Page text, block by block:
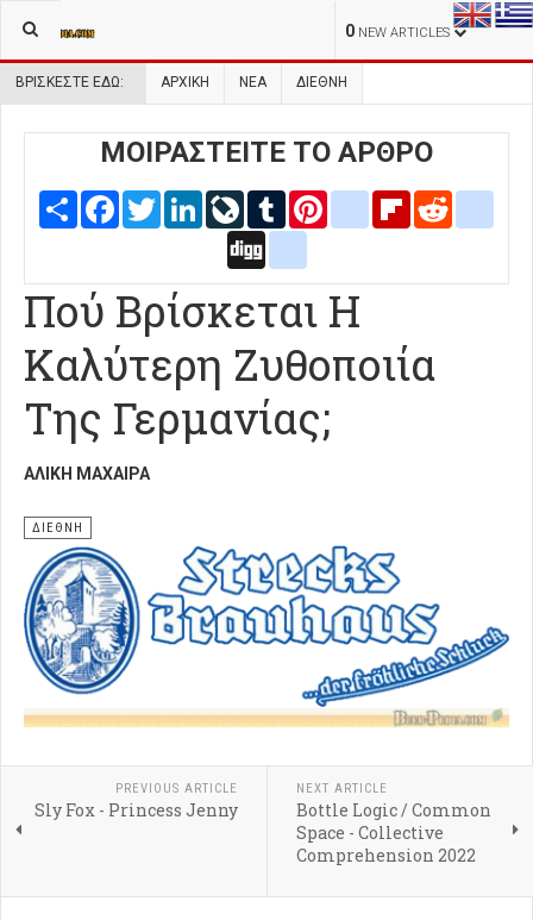
0 NEW ARTICLES
ΒΡΊΣΚΕΣΤΕ ΕΔΏ: ΑΡΧΙΚΉ ΝΕΑ ΔΙΕΘΝΗ
ΜΟΙΡΑΣΤΕΙΤΕ ΤΟ ΑΡΘΡΟ
Share FacebookTwitterLinkedInLiveJournal
Tumblr Pinterestblogger_post
Flipboard
Πού Βρίσκεται Η
Καλύτερη Ζυθοποιία
Της Γερμανίας;
ΑΛΊΚΗ ΜΑΧΑΊΡΑ
ΔΙΕΘΝΗ
PREVIOUS ARTICLE
Sly Fox - Princess Jenny
NEXT ARTICLE
Bottle Logic / Common
Space - Collective
Comprehension 2022